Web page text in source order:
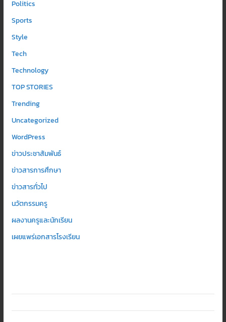
Politics
Sports
Style
Tech
Technology
TOP STORIES
Trending
Uncategorized
WordPress
ข่าวประชาสัมพันธ์
ข่าวสารการศึกษา
ข่าวสารทั่วไป
นวัตกรรมครู
ผลงานครูและนักเรียน
เผยแพร่เอกสารโรงเรียน